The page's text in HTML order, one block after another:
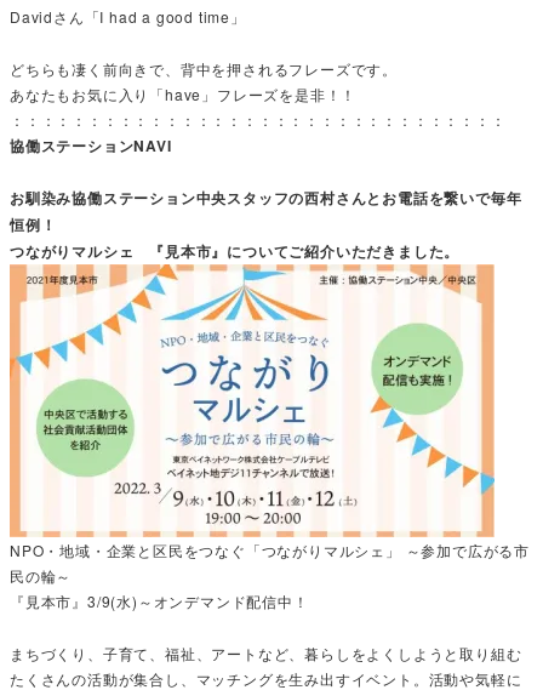
Davidさん「I had a good time」
どちらも凄く前向きで、背中を押されるフレーズです。
あなたもお気に入り「have」フレーズを是非！！
：：：：：：：：：：：：：：：：：：：：：：：：：：：：：：：：
協働ステーションNAVI
お馴染み協働ステーション中央スタッフの西村さんとお電話を繋いで毎年
恒例！
つながりマルシェ 『見本市』についてご紹介いただきました。
NPO・地域・企業と区民をつなぐ「つながりマルシェ」 ～参加で広がる市
民の輪～
『見本市』3/9(水)～オンデマンド配信中！
まちづくり、子育て、福祉、アートなど、暮らしをよくしようと取り組む
たくさんの活動が集合し、マッチングを生み出すイベント。活動や気軽に